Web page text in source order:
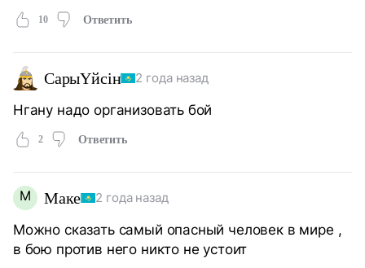
10 Ответить
СарыYйсiн 2 года назад
Нгану надо организовать бой
2 Ответить
М Маке 2 года назад
Можно сказать самый опасный человек в мире ,
в бою против него никто не устоит